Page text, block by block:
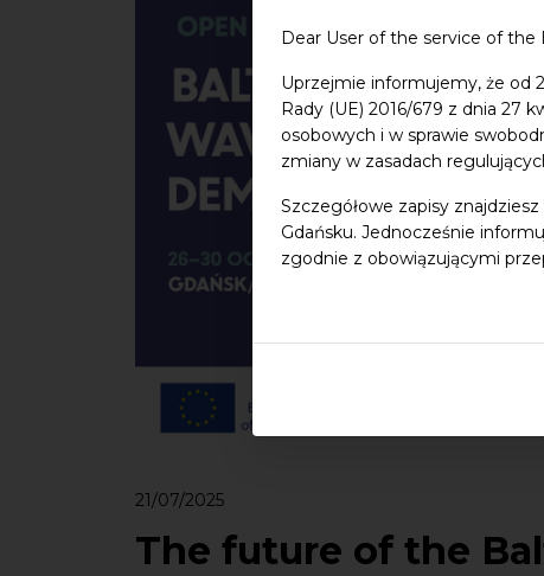
Dear User of the service of the
Uprzejmie informujemy, że od
Rady (UE) 2016/679 z dnia 27
osobowych i w sprawie
zmiany w zasadach
Szczegółowe zapisy
Gdańsku. Jednocześnie
zgodnie z obowiązującymi
21/07/2025
The future of the